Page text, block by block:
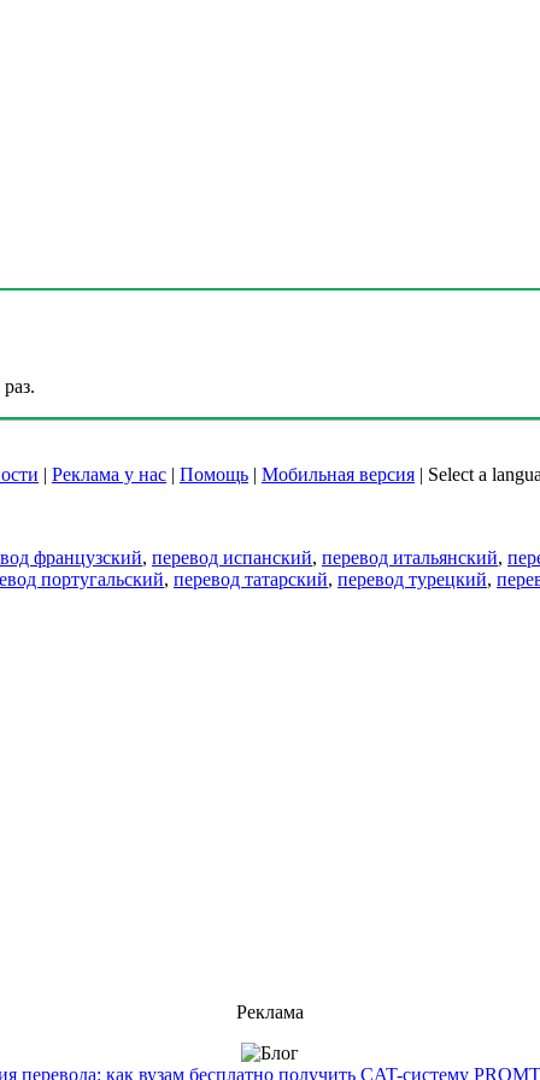
| Реклама у нас | Помощь | Мобильная версия | Select a
французский, перевод испанский, перевод итальянский,
португальский, перевод татарский, перевод турецкий,
Реклама
перевода: как вузам бесплатно получить CAT-систему